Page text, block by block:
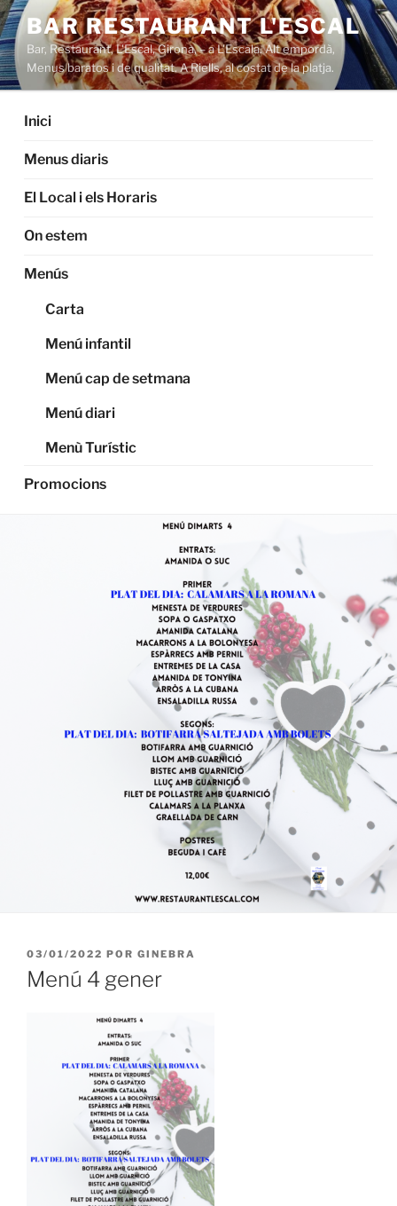
Saltar
al
contenido
BAR RESTAURANT L'ESCAL
Bar, Restaurant, L'Escal, Girona, – a L'Escala. Alt empordà,
Menus baratos i de qualitat. A Riells, al costat de la platja.
Inici
Menus diaris
El Local i els Horaris
On estem
Menús
Carta
Menú infantil
Menú cap de setmana
Menú diari
Menù Turístic
Promocions
PUBLICADO
EL
03/01/2022 POR GINEBRA
Menú 4 gener